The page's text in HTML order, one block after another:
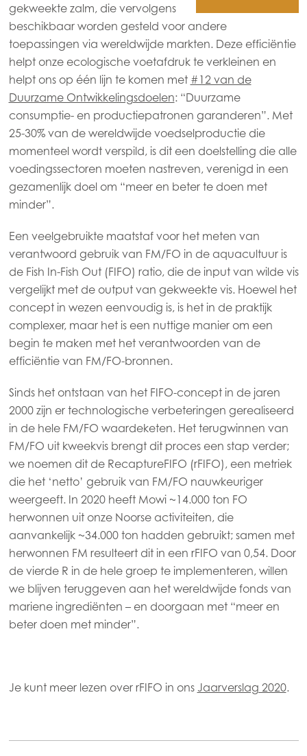
Mowi Global
Mowi China
Mowi Japan
Mowi Korea
Mowi Taiwan
Mowi Belgium (FR)
Mowi Belgium (NL)
Mowi Czechia (CZ)
Mowi Czechia (EN)
Mowi Faroe Islands
Mowi France
Mowi Germany
Mowi Ireland
Mowi Italy
Mowi Netherlands
Mowi Norway
Mowi Poland
Mowi Scotland
Mowi Spain
Mowi Turkey
Ga verder
gekweekte zalm, die vervolgens
beschikbaar worden gesteld voor andere
toepassingen via wereldwijde markten. Deze efficiëntie
helpt onze ecologische voetafdruk te verkleinen en
helpt ons op één lijn te komen met #12 van de
Duurzame Ontwikkelingsdoelen: “Duurzame
consumptie- en productiepatronen garanderen”. Met
25-30% van de wereldwijde voedselproductie die
momenteel wordt verspild, is dit een doelstelling die alle
voedingssectoren moeten nastreven, verenigd in een
gezamenlijk doel om “meer en beter te doen met
minder”.
Een veelgebruikte maatstaf voor het meten van
verantwoord gebruik van FM/FO in de aquacultuur is
de Fish In-Fish Out (FIFO) ratio, die de input van wilde vis
vergelijkt met de output van gekweekte vis. Hoewel het
concept in wezen eenvoudig is, is het in de praktijk
complexer, maar het is een nuttige manier om een
begin te maken met het verantwoorden van de
efficiëntie van FM/FO-bronnen.
Sinds het ontstaan van het FIFO-concept in de jaren
2000 zijn er technologische verbeteringen gerealiseerd
in de hele FM/FO waardeketen. Het terugwinnen van
FM/FO uit kweekvis brengt dit proces een stap verder;
we noemen dit de RecaptureFIFO (rFIFO), een metriek
die het ‘netto’ gebruik van FM/FO nauwkeuriger
weergeeft. In 2020 heeft Mowi ~14.000 ton FO
herwonnen uit onze Noorse activiteiten, die
aanvankelijk ~34.000 ton hadden gebruikt; samen met
herwonnen FM resulteert dit in een rFIFO van 0,54. Door
de vierde R in de hele groep te implementeren, willen
we blijven teruggeven aan het wereldwijde fonds van
mariene ingrediënten – en doorgaan met “meer en
beter doen met minder”.
Je kunt meer lezen over rFIFO in ons Jaarverslag 2020.